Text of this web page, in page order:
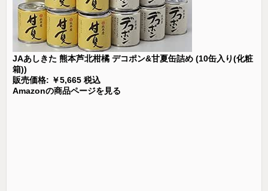
JAあしきた 熊本芦北柑橘 デコポン&甘夏缶詰め (10缶入り(化粧
箱))
販売価格: ￥5,665 税込
Amazonの商品ページを見る